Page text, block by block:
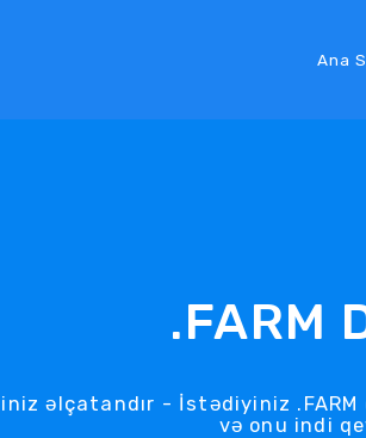
Ana
.FARM
əlçatandır - İstədiyiniz
və onu indi